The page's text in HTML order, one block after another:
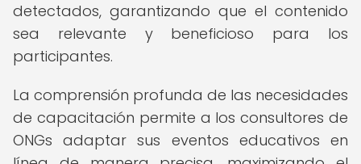
detectados, garantizando que el contenido
sea relevante y beneficioso para los
participantes.
La comprensión profunda de las necesidades
de capacitación permite a los consultores de
ONGs adaptar sus eventos educativos en